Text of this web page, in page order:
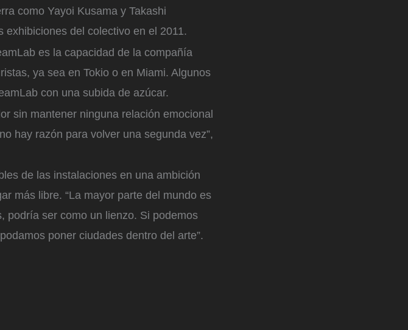
como Yayoi Kusama y Takashi
del colectivo en el 2011.
es la capacidad de la compañía
ya sea en Tokio o en Miami. Algunos
con una subida de azúcar.
sin mantener ninguna relación emocional
hay razón para volver una segunda vez”,
de las instalaciones en una ambición
más libre. “La mayor parte del mundo es
podría ser como un lienzo. Si podemos
poner ciudades dentro del arte”.